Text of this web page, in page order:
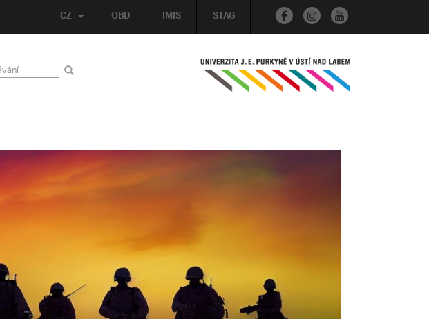
OBD IMIS STAG
CZ